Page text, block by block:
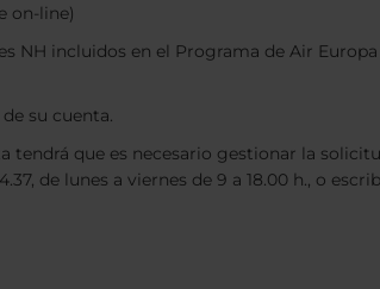
on-line)
NH incluidos en el Programa de Air
su cuenta.
tendrá que es necesario gestionar la
de lunes a viernes de 9 a 18.00 h., o